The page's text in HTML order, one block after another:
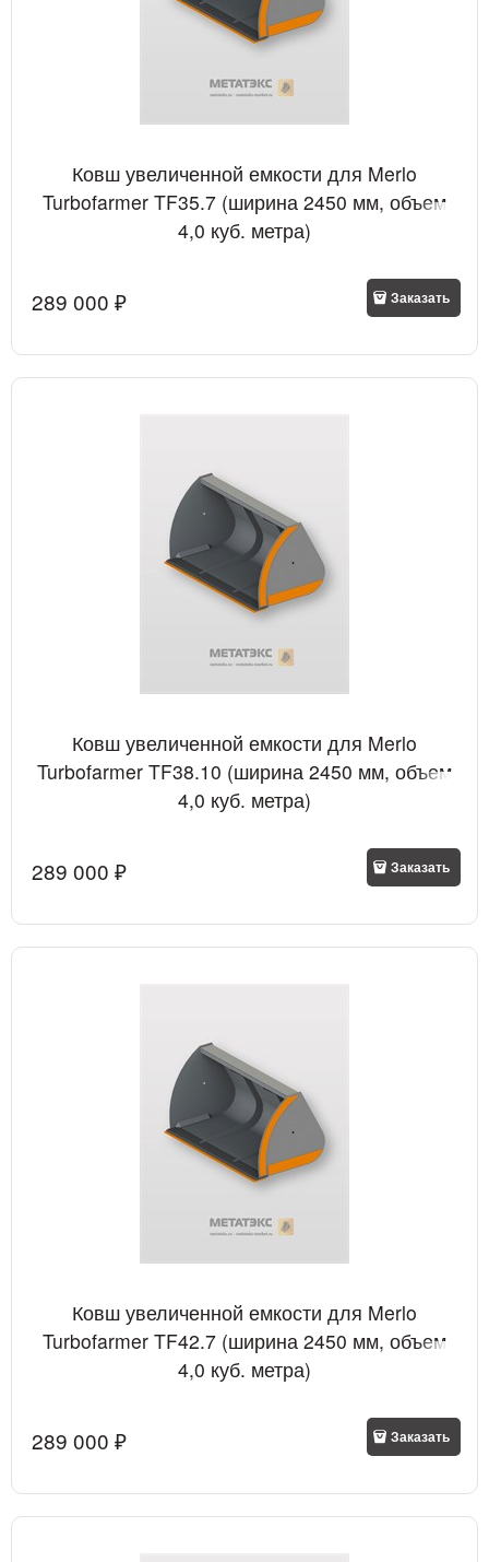
Ковш увеличенной емкости для Merlo
Turbofarmer TF35.7 (ширина 2450 мм, объем
4,0 куб. метра)
289 000 ₽ Заказать
Ковш увеличенной емкости для Merlo
Turbofarmer TF38.10 (ширина 2450 мм, объем
4,0 куб. метра)
289 000 ₽ Заказать
Ковш увеличенной емкости для Merlo
Turbofarmer TF42.7 (ширина 2450 мм, объем
4,0 куб. метра)
289 000 ₽ Заказать